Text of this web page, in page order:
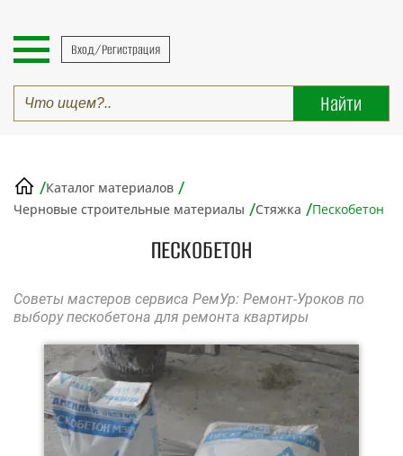
Вход/Регистрация
/Каталог материалов /
Черновые строительные материалы /Стяжка /Пескобетон
ПЕСКОБЕТОН
Советы мастеров сервиса РемУр: Ремонт-Уроков по
выбору пескобетона для ремонта квартиры